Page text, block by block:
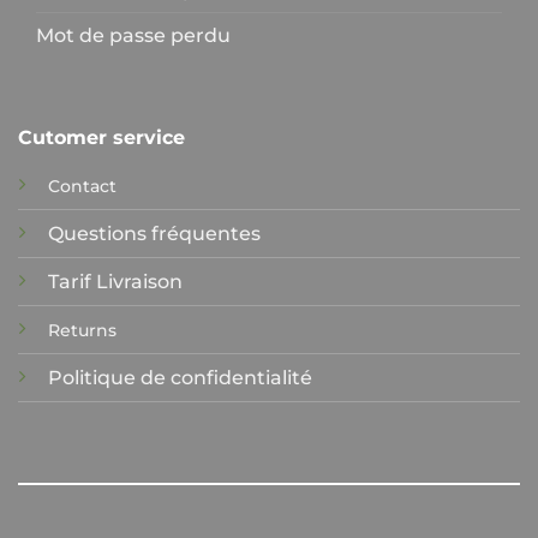
Mot de passe perdu
Cutomer service
Contact
Questions fréquentes
Tarif Livraison
Returns
Politique de confidentialité